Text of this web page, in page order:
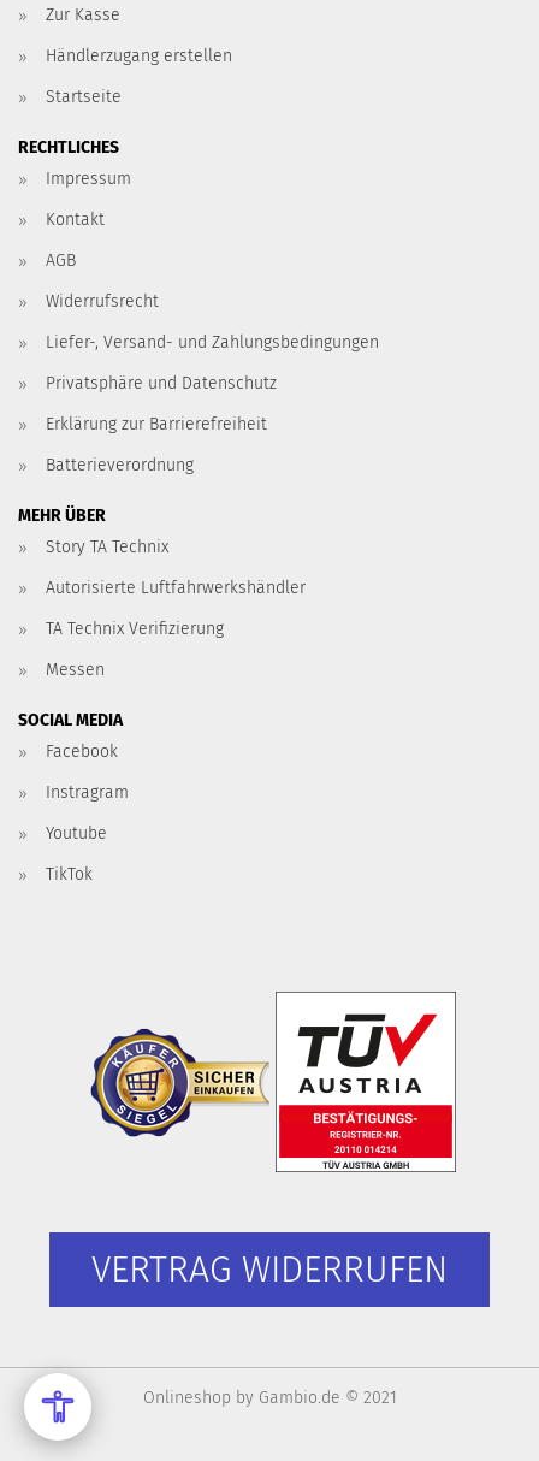
Zur Kasse
Händlerzugang erstellen
Startseite
RECHTLICHES
Impressum
Kontakt
AGB
Widerrufsrecht
Liefer-, Versand- und Zahlungsbedingungen
Privatsphäre und Datenschutz
Erklärung zur Barrierefreiheit
Batterieverordnung
MEHR ÜBER
Story TA Technix
Autorisierte Luftfahrwerkshändler
TA Technix Verifizierung
Messen
SOCIAL MEDIA
Facebook
Instragram
Youtube
TikTok
VERTRAG WIDERRUFEN
Onlineshop by Gambio.de © 2021